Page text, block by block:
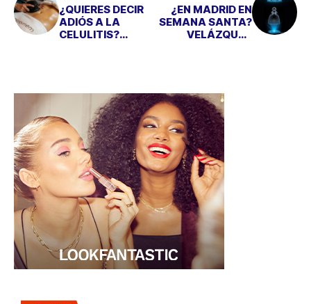
¿QUIERES DECIR
ADIÓS A LA
CELULITIS?
¿EN MADRID EN
SEMANA SANTA?
VELÁZQUEZ